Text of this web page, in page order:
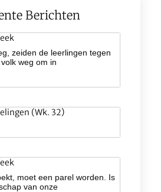
Berichten
zeiden de leerlingen tegen
weg om in
(wk. 32)
moet een parel worden. Is
van onze